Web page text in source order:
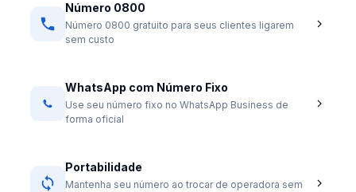
Número 0800
Número 0800 gratuito para seus clientes ligarem
sem custo
WhatsApp com Número Fixo
Use seu número fixo no WhatsApp Business de
forma oficial
Portabilidade
Mantenha seu número ao trocar de operadora sem